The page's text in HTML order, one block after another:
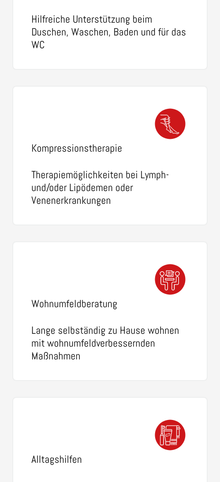
Hilfreiche Unterstützung beim
Duschen, Waschen, Baden und für das
WC
Kompressionstherapie
Therapiemöglichkeiten bei Lymph-
und/oder Lipödemen oder
Venenerkrankungen
Wohnumfeldberatung
Lange selbständig zu Hause wohnen
mit wohnumfeldverbessernden
Maßnahmen
Alltagshilfen